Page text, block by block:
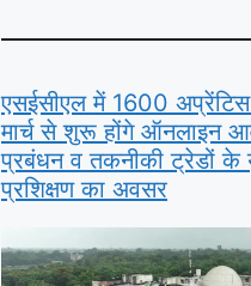
एसईसीएल में 1600 अप्रेंटिस
मार्च से शुरू होंगे ऑनलाइन
प्रबंधन व तकनीकी ट्रेडों के
प्रशिक्षण का अवसर